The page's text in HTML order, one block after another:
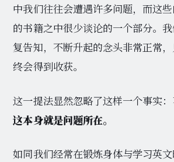
中我们往往会遭遇许多问题，而这
的书籍之中很少谈论的一个部分。
复告知，不断升起的念头非常正常，
终会得到收获。
这一提法显然忽略了这样一个事实：
这本身就是问题所在。
如同我们经常在锻炼身体与学习英